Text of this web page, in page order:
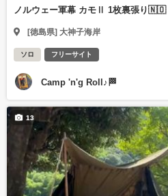
ノルウェー軍幕 カモⅡ 1枚裏張り🇳🇴
[徳島県] 大神子海岸
ソロ フリーサイト
Camp 'n'g Roll♪🏁
13